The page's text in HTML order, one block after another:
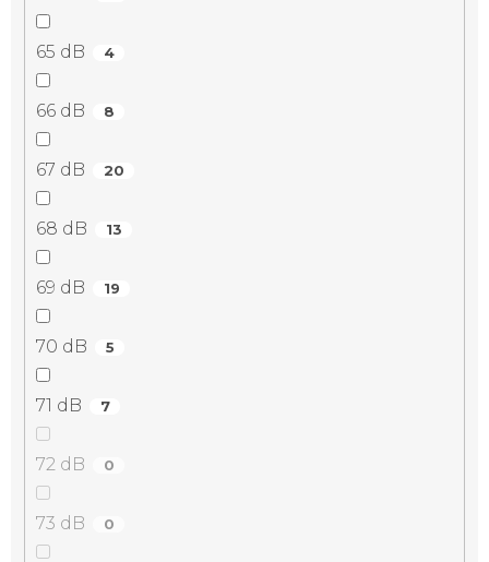
65 dB 4
66 dB 8
67 dB 20
68 dB 13
69 dB 19
70 dB 5
71 dB 7
72 dB 0
73 dB 0